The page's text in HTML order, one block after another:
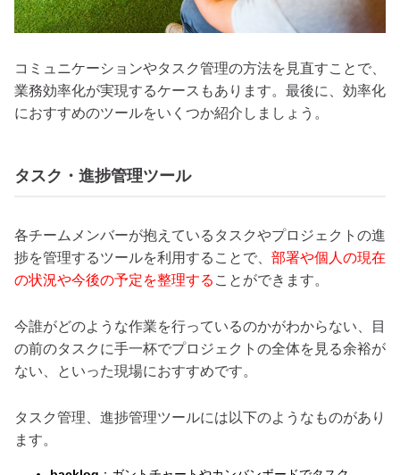
コミュニケーションやタスク管理の方法を見直すことで、
業務効率化が実現するケースもあります。最後に、効率化
におすすめのツールをいくつか紹介しましょう。
タスク・進捗管理ツール
各チームメンバーが抱えているタスクやプロジェクトの進
捗を管理するツールを利用することで、 部署や個人の現在
の状況や今後の予定を整理する ことができます。
今誰がどのような作業を行っているのかがわからない、目
の前のタスクに手一杯でプロジェクトの全体を見る余裕が
ない、といった現場におすすめです。
タスク管理、進捗管理ツールには以下のようなものがあり
ます。